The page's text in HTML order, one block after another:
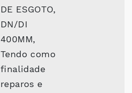
DE ESGOTO,
DN/DI
400MM,
Tendo como
finalidade
reparos e